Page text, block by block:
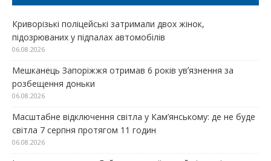
Криворізькі поліцейські затримали двох жінок,
підозрюваних у підпалах автомобілів
06.08.2026
Мешканець Запоріжжя отримав 6 років увʼязнення за
розбещення доньки
06.08.2026
Масштабне відключення світла у Кам’янському: де не буде
світла 7 серпня протягом 11 годин
06.08.2026